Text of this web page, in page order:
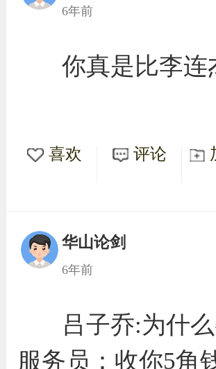
6年前
你真是比李
喜欢 评论
华山论剑
6年前
吕子乔:为什
服务员：收你5角